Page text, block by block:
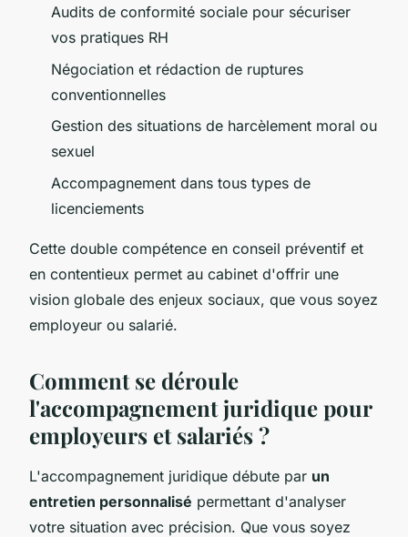
Audits de conformité sociale pour sécuriser
vos pratiques RH
Négociation et rédaction de ruptures
conventionnelles
Gestion des situations de harcèlement moral ou
sexuel
Accompagnement dans tous types de
licenciements
Cette double compétence en conseil préventif et
en contentieux permet au cabinet d'offrir une
vision globale des enjeux sociaux, que vous soyez
employeur ou salarié.
Comment se déroule
l'accompagnement juridique pour
employeurs et salariés ?
L'accompagnement juridique débute par un
entretien personnalisé permettant d'analyser
votre situation avec précision. Que vous soyez